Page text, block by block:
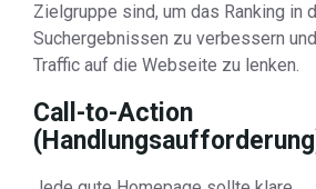
Zielgruppe sind, um das Ranking in
Suchergebnissen zu verbessern
Traffic auf die Webseite zu lenken.
Call-to-Action